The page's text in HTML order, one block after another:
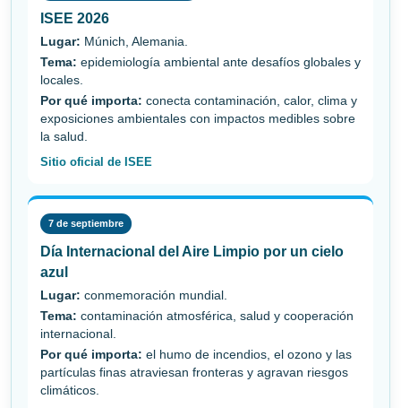
ISEE 2026
Lugar: Múnich, Alemania.
Tema: epidemiología ambiental ante desafíos globales y
locales.
Por qué importa: conecta contaminación, calor, clima y
exposiciones ambientales con impactos medibles sobre
la salud.
Sitio oficial de ISEE
7 de septiembre
Día Internacional del Aire Limpio por un cielo
azul
Lugar: conmemoración mundial.
Tema: contaminación atmosférica, salud y cooperación
internacional.
Por qué importa: el humo de incendios, el ozono y las
partículas finas atraviesan fronteras y agravan riesgos
climáticos.